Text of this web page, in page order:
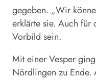
gegeben. „Wir
erklärte sie. Auch für
Vorbild sein.
Mit einer Vesper
Nördlingen zu